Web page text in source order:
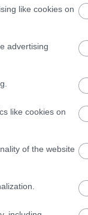
like cookies on
advertising
like cookies on
of the website
Két zöld lap alkot.
kettévették.
tartalmazott.
függőlegesen elfordul a
ami sima Tile-okon